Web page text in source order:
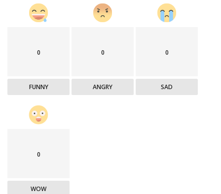
0
FUNNY
0
ANGRY
0
SAD
0
WOW